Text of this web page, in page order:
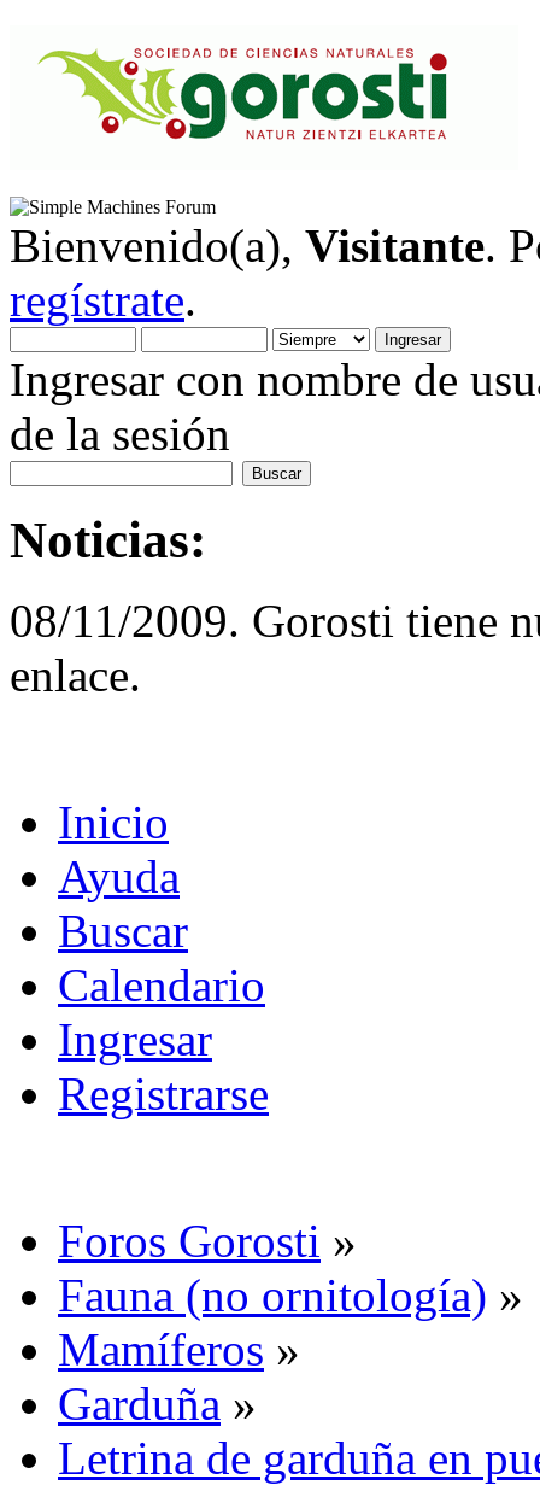
Bienvenido(a), Visitante.
regístrate.
Ingresar con nombre de
de la sesión
Noticias:
08/11/2009. Gorosti tiene
enlace.
Inicio
Ayuda
Buscar
Calendario
Ingresar
Registrarse
Foros Gorosti »
Fauna (no ornitología) »
Mamíferos »
Garduña »
Letrina de garduña en